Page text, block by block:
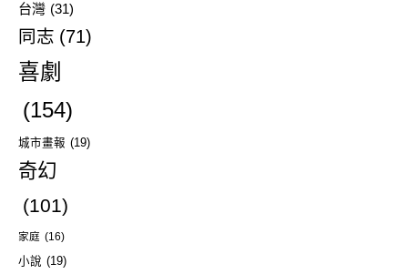
台灣 (31)
同志 (71)
喜劇
(154)
城市畫報 (19)
奇幻
(101)
家庭 (16)
小說 (19)